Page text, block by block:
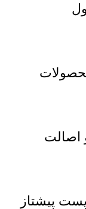
اصالت
پیشتاز